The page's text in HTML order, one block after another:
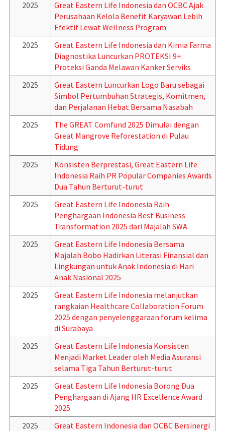
2025
Great Eastern Life Indonesia dan OCBC Ajak
Perusahaan Kelola Benefit Karyawan Lebih
Efektif Lewat Wellness Program
2025
Great Eastern Life Indonesia dan Kimia Farma
Diagnostika Luncurkan PROTEKSI 9+:
Proteksi Ganda Melawan Kanker Serviks
2025
Great Eastern Luncurkan Logo Baru sebagai
Simbol Pertumbuhan Strategis, Komitmen,
dan Perjalanan Hebat Bersama Nasabah
2025
The GREAT Comfund 2025 Dimulai dengan
Great Mangrove Reforestation di Pulau
Tidung
2025
Konsisten Berprestasi, Great Eastern Life
Indonesia Raih PR Popular Companies Awards
Dua Tahun Berturut-turut
2025
Great Eastern Life Indonesia Raih
Penghargaan Indonesia Best Business
Transformation 2025 dari Majalah SWA
2025
Great Eastern Life Indonesia Bersama
Majalah Bobo Hadirkan Literasi Finansial dan
Lingkungan untuk Anak Indonesia di Hari
Anak Nasional 2025
2025
Great Eastern Life Indonesia melanjutkan
rangkaian Healthcare Collaboration Forum
2025 dengan penyelenggaraan forum kelima
di Surabaya
2025
Great Eastern Life Indonesia Konsisten
Menjadi Market Leader oleh Media Asuransi
selama Tiga Tahun Berturut-turut
2025
Great Eastern Life Indonesia Borong Dua
Penghargaan di Ajang HR Excellence Award
2025
2025
Great Eastern Indonesia dan OCBC Bersinergi